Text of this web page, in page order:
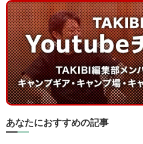
あなたにおすすめの記事